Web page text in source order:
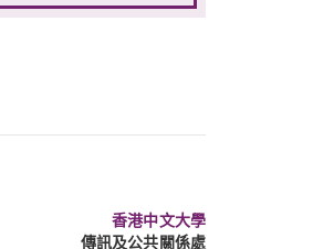
香港中文大學
傳訊及公共關係處